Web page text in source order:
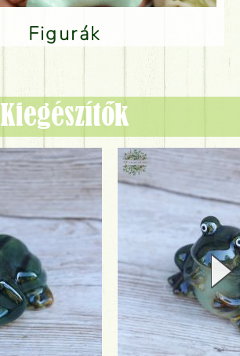
Figurák
Kiegészítők